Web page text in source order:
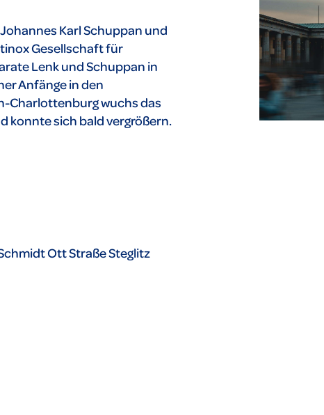
Karl Schuppan und
Gesellschaft für
Lenk und Schuppan in
Anfänge in den
Charlottenburg wuchs das
konnte sich bald vergrößern.